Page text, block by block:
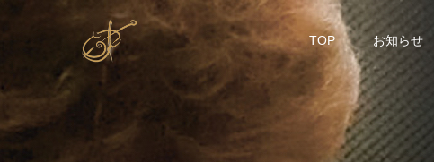
TOP お知らせ